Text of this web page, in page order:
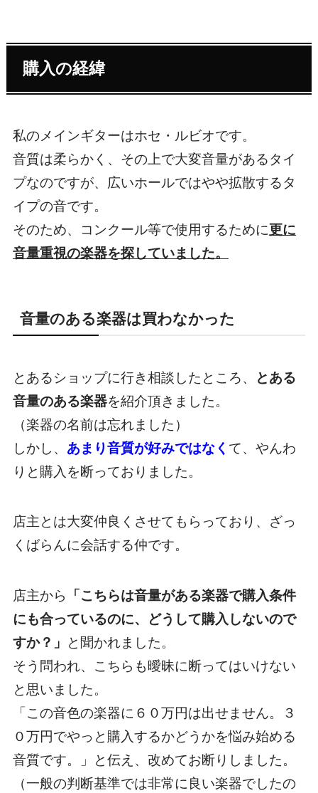
購入の経緯
私のメインギターはホセ・ルビオです。
音質は柔らかく、その上で大変音量があるタイ
プなのですが、広いホールではやや拡散するタ
イプの音です。
そのため、コンクール等で使用するために更に
音量重視の楽器を探していました。
音量のある楽器は買わなかった
とあるショップに行き相談したところ、
とある
音量のある楽器を紹介頂きました。
（楽器の名前は忘れました）
しかし、 あまり音質が好みではなく て、やんわ
りと購入を断っておりました。
店主とは大変仲良くさせてもらっており、ざっ
くばらんに会話する仲です。
店主から
「こちらは音量がある楽器で購入条件
にも合っているのに、どうして購入しないので
すか？」
と聞かれました。
そう問われ、こちらも曖昧に断ってはいけない
と思いました。
「この音色の楽器に６０万円は出せません。３
０万円でやっと購入するかどうかを悩み始める
音質です。」と伝え、改めてお断りしました。
（一般の判断基準では非常に良い楽器でしたの